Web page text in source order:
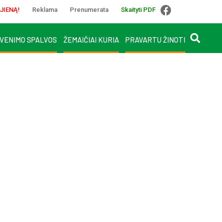
Reklama Prenumerata Skaityti PDF
SPALVOS ŽEMAIČIAI KURIA PRAVARTU ŽINOTI